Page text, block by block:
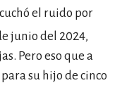
el ruido por
junio del 2024,
Pero eso que a
su hijo de cinco